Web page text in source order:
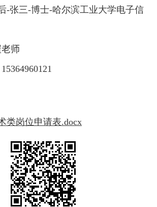
-张三-博士-哈尔滨工业大学电子信
老师
15364960121
类岗位申请表.docx